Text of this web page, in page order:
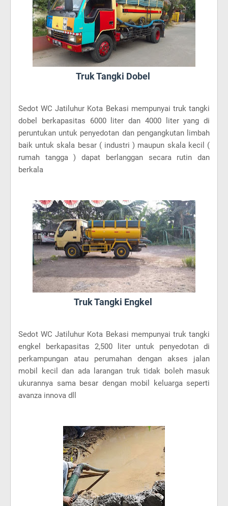
Truk Tangki Dobel
Sedot WC Jatiluhur Kota Bekasi mempunyai truk tangki
dobel berkapasitas 6000 liter dan 4000 liter yang di
peruntukan untuk penyedotan dan pengangkutan limbah
baik untuk skala besar ( industri ) maupun skala kecil (
rumah tangga ) dapat berlanggan secara rutin dan
berkala
Truk Tangki Engkel
Sedot WC Jatiluhur Kota Bekasi mempunyai truk tangki
engkel berkapasitas 2,500 liter untuk penyedotan di
perkampungan atau perumahan dengan akses jalan
mobil kecil dan ada larangan truk tidak boleh masuk
ukurannya sama besar dengan mobil keluarga seperti
avanza innova dll